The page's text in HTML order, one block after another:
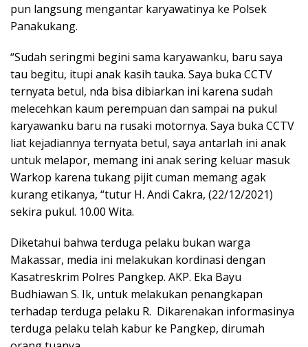
pun langsung mengantar karyawatinya ke Polsek
Panakukang.
“Sudah seringmi begini sama karyawanku, baru saya
tau begitu, itupi anak kasih tauka. Saya buka CCTV
ternyata betul, nda bisa dibiarkan ini karena sudah
melecehkan kaum perempuan dan sampai na pukul
karyawanku baru na rusaki motornya. Saya buka CCTV
liat kejadiannya ternyata betul, saya antarlah ini anak
untuk melapor, memang ini anak sering keluar masuk
Warkop karena tukang pijit cuman memang agak
kurang etikanya, “tutur H. Andi Cakra, (22/12/2021)
sekira pukul. 10.00 Wita.
Diketahui bahwa terduga pelaku bukan warga
Makassar, media ini melakukan kordinasi dengan
Kasatreskrim Polres Pangkep. AKP. Eka Bayu
Budhiawan S. Ik, untuk melakukan penangkapan
terhadap terduga pelaku R. Dikarenakan informasinya
terduga pelaku telah kabur ke Pangkep, dirumah